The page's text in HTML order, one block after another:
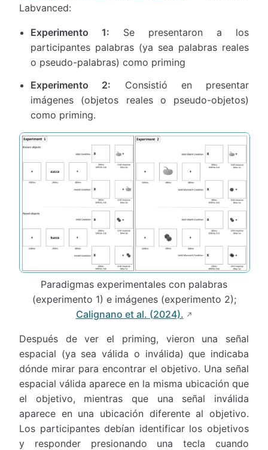
Labvanced:
Experimento 1: Se presentaron a los
participantes palabras (ya sea palabras reales
o pseudo-palabras) como priming
Experimento 2: Consistió en presentar
imágenes (objetos reales o pseudo-objetos)
como priming.
Paradigmas experimentales con palabras
(experimento 1) e imágenes (experimento 2);
Calignano et al. (2024).
Después de ver el priming, vieron una señal
espacial (ya sea válida o inválida) que indicaba
dónde mirar para encontrar el objetivo. Una señal
espacial válida aparece en la misma ubicación que
el objetivo, mientras que una señal inválida
aparece en una ubicación diferente al objetivo.
Los participantes debían identificar los objetivos
y responder presionando una tecla cuando